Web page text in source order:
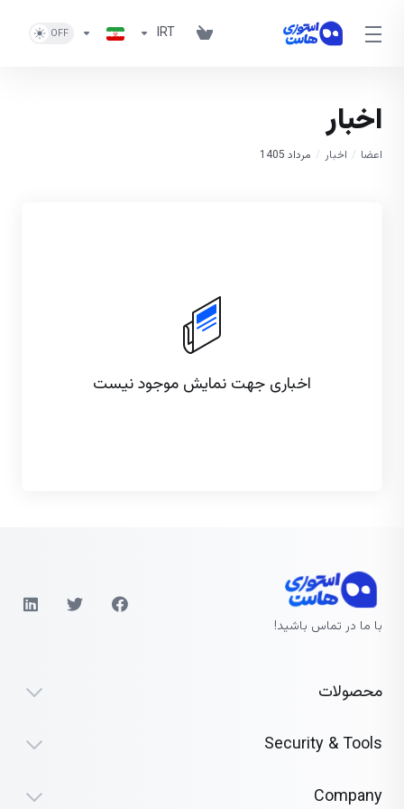
IRT
اخبار
اعضا اخبار مرداد 1405
اخباری جهت نمایش موجود نیست
با ما در تماس باشید!
محصولات
Security & Tools
Company